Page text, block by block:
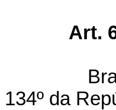
Art.
Brasília,
134º da